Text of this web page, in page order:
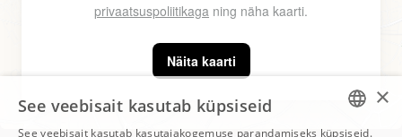
privaatsuspoliitikaga ning näha kaarti.
Näita kaarti
×
See veebisait kasutab küpsiseid
See veebisait kasutab kasutajakogemuse parandamiseks küpsiseid.